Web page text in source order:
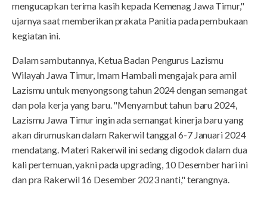
mengucapkan terima kasih kepada Kemenag Jawa Timur,"
ujarnya saat memberikan prakata Panitia pada pembukaan
kegiatan ini.
Dalam sambutannya, Ketua Badan Pengurus Lazismu
Wilayah Jawa Timur, Imam Hambali mengajak para amil
Lazismu untuk menyongsong tahun 2024 dengan semangat
dan pola kerja yang baru. "Menyambut tahun baru 2024,
Lazismu Jawa Timur ingin ada semangat kinerja baru yang
akan dirumuskan dalam Rakerwil tanggal 6-7 Januari 2024
mendatang. Materi Rakerwil ini sedang digodok dalam dua
kali pertemuan, yakni pada upgrading, 10 Desember hari ini
dan pra Rakerwil 16 Desember 2023 nanti," terangnya.